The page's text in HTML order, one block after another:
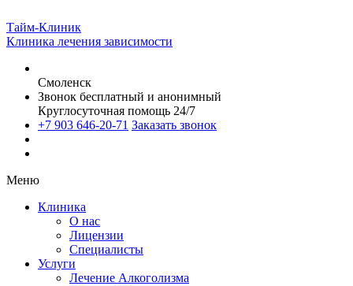
Тайм-Клиник
Клиника лечения зависимости
Смоленск
Звонок бесплатный и анонимный
Круглосуточная помощь 24/7
+7 903 646-20-71 Заказать звонок
Меню
Клиника
О нас
Лицензии
Специалисты
Услуги
Лечение Алкоголизма